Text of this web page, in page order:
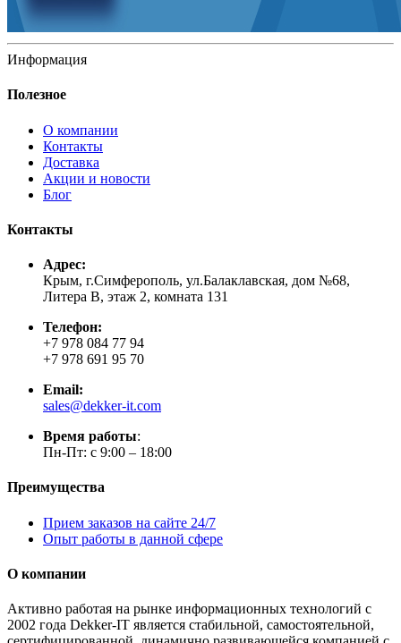
Информация
Полезное
О компании
Контакты
Доставка
Акции и новости
Блог
Контакты
Адрес:
Крым, г.Симферополь, ул.Балаклавская, дом №68,
Литера В, этаж 2, комната 131
Телефон:
+7 978 084 77 94
+7 978 691 95 70
Email:
sales@dekker-it.com
Время работы:
Пн-Пт: с 9:00 – 18:00
Преимущества
Прием заказов на сайте 24/7
Опыт работы в данной сфере
О компании
Активно работая на рынке информационных технологий с
2002 года Dekker-IT является стабильной, самостоятельной,